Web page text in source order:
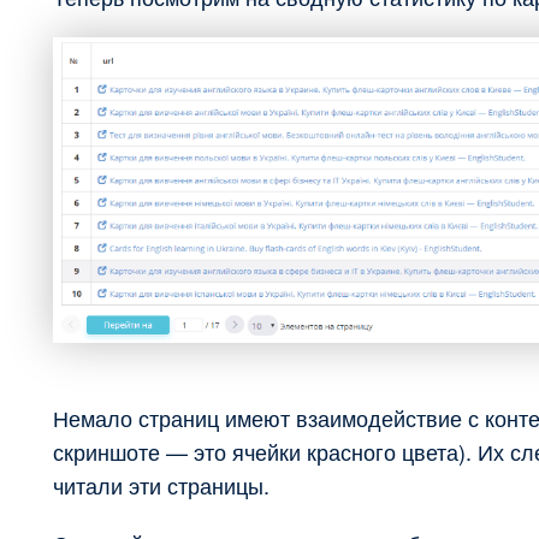
Немало страниц имеют взаимодействие с
скриншоте — это ячейки красного цвета). Их
читали эти страницы.